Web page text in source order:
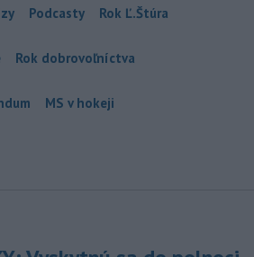
Podcasty Rok Ľ.Štúra
Rok dobrovoľníctva
MS v hokeji